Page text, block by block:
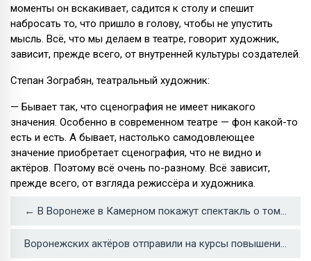
моменты он вскакивает, садится к столу и спешит
набросать то, что пришло в голову, чтобы не упустить
мысль. Всё, что мы делаем в театре, говорит художник,
зависит, прежде всего, от внутренней культуры создателей.
Степан Зограбян, театральный художник:
— Бывает так, что сценография не имеет никакого
значения. Особенно в современном театре — фон какой-то
есть и есть. А бывает, настолько самодовлеющее
значение приобретает сценография, что не видно и
актёров. Поэтому всё очень по-разному. Всё зависит,
прежде всего, от взгляда режиссёра и художника.
← В Воронеже в Камерном покажут спектакль о том, как все мировое зло летит в космос
Воронежских актёров отправили на курсы повышения квалификации →